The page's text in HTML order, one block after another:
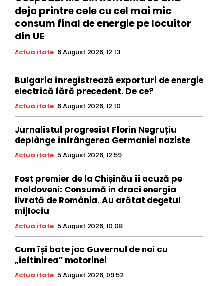
deja printre cele cu cel mai mic
consum final de energie pe locuitor
din UE
Actualitate 6 August 2026, 12:13
Bulgaria înregistrează exporturi de energie
electrică fără precedent. De ce?
Actualitate 6 August 2026, 12:10
Jurnalistul progresist Florin Negruțiu
deplânge înfrângerea Germaniei naziste
Actualitate 5 August 2026, 12:59
Fost premier de la Chișinău îi acuză pe
moldoveni: Consumă in draci energia
livrată de România. Au arătat degetul
mijlociu
Actualitate 5 August 2026, 10:08
Cum își bate joc Guvernul de noi cu
„ieftinirea” motorinei
Actualitate 5 August 2026, 09:52